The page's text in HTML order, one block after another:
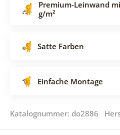
Premium-Leinwand
g/m²
Satte Farben
Einfache Montage
Katalognummer: do2886